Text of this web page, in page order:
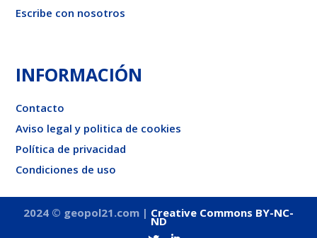
Escribe con nosotros
INFORMACIÓN
Contacto
Aviso legal y politica de cookies
Política de privacidad
Condiciones de uso
2024 © geopol21.com | Creative Commons BY-NC-
ND